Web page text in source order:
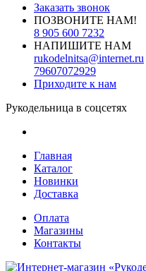
Заказать звонок
ПОЗВОНИТЕ НАМ!
8 905 600 7232
НАПИШИТЕ НАМ
rukodelnitsa@internet.ru
79607072929
Приходите к нам
Рукодельница в соцсетях
Главная
Каталог
Новинки
Доставка
Оплата
Магазины
Контакты